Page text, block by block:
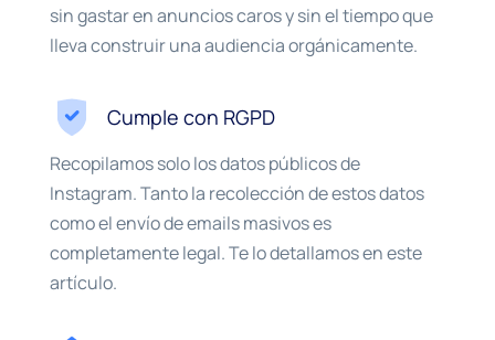
sin gastar en anuncios caros y sin el tiempo que
lleva construir una audiencia orgánicamente.
Cumple con RGPD
Recopilamos solo los datos públicos de
Instagram. Tanto la recolección de estos datos
como el envío de emails masivos es
completamente legal. Te lo detallamos en este
artículo.